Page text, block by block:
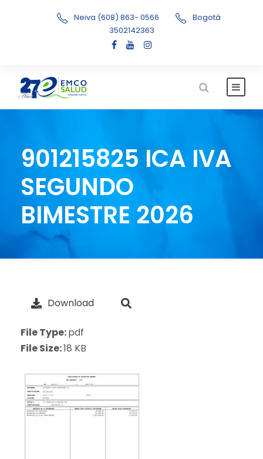
Neiva (608) 863- 0566
Bogotá
3502142363
901215825 ICA IVA
SEGUNDO
BIMESTRE 2026
Download
File Type:pdf
File Size:18 KB